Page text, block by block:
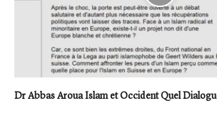
Dr Abbas Aroua Islam et Occident Quel